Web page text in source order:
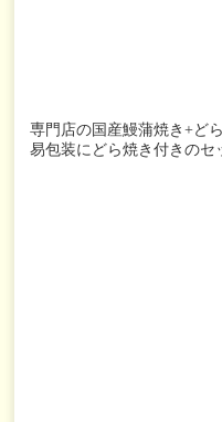
専門店の国産鰻蒲焼き+ど
易包装にどら焼き付きのセ